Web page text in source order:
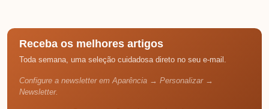
Receba os melhores artigos
Toda semana, uma seleção cuidadosa direto no seu e-mail.
Configure a newsletter em Aparência → Personalizar →
Newsletter.